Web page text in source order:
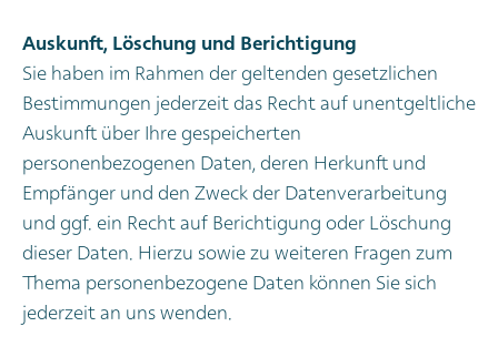
Auskunft, Löschung und Berichtigung
Sie haben im Rahmen der geltenden gesetzlichen
Bestimmungen jederzeit das Recht auf unentgeltliche
Auskunft über Ihre gespeicherten
personenbezogenen Daten, deren Herkunft und
Empfänger und den Zweck der Datenverarbeitung
und ggf. ein Recht auf Berichtigung oder Löschung
dieser Daten. Hierzu sowie zu weiteren Fragen zum
Thema personenbezogene Daten können Sie sich
jederzeit an uns wenden.